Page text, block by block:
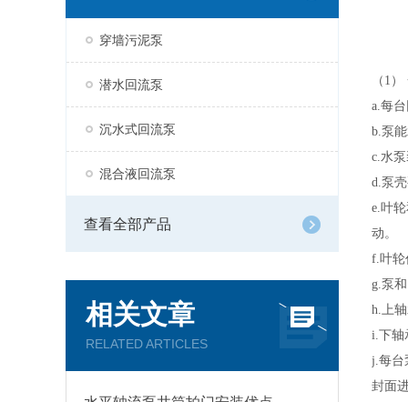
穿墙污泥泵
潜水回流泵
沉水式回流泵
混合液回流泵
查看全部产品
相关文章
RELATED ARTICLES
（ 1 ）
a.每台
b.泵
c.水
d.泵
e.叶
动。
f.叶轮
g.泵
h.上
i.下轴
j.每台
封面